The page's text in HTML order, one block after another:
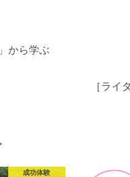
から学ぶ
［ライ
成功体験